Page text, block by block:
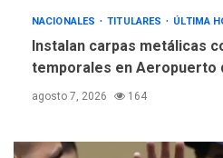
NACIONALES TITULARES ÚLTIMA
Instalan carpas metálicas
temporales en Aeropuerto
agosto 7, 2026 164